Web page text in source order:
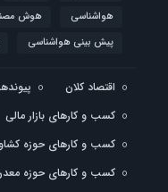
هواشناسی
هوش
پیش بینی هواشناسی
اقتصاد کلان
کسب و کارهای بازار مالی
کسب و کارهای حوزه
کسب و کارهای حوزه